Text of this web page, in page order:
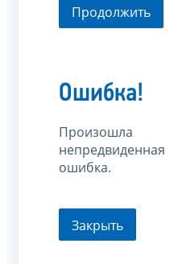
Продолжить
Ошибка!
Произошла
непредвиденная
ошибка.
Закрыть